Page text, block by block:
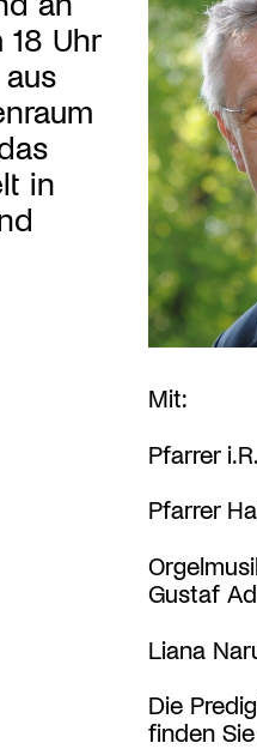
Uhr
in
Mit:
Pfarrer
Pfarrer
Gustaf
Liana
Die
finden